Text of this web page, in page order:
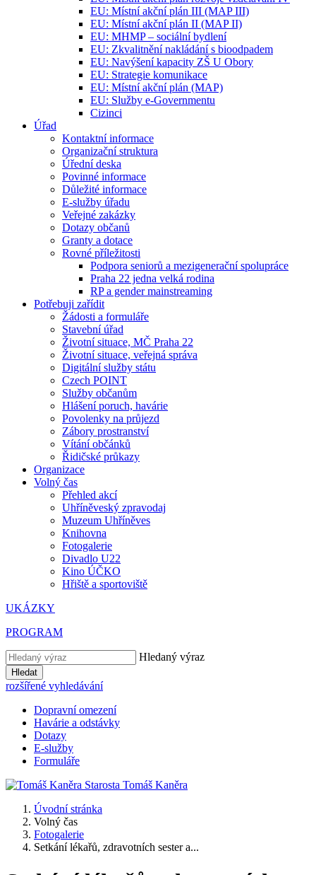
EU: Místní akční plán III (MAP III)
EU: Místní akční plán II (MAP II)
EU: MHMP – sociální bydlení
EU: Zkvalitnění nakládání s bioodpadem
EU: Navýšení kapacity ZŠ U Obory
EU: Strategie komunikace
EU: Místní akční plán (MAP)
EU: Služby e-Governmentu
Cizinci
Úřad
Kontaktní informace
Organizační struktura
Úřední deska
Povinné informace
Důležité informace
E-služby úřadu
Veřejné zakázky
Dotazy občanů
Granty a dotace
Rovné příležitosti
Podpora seniorů a mezigenerační spolupráce
Praha 22 jedna velká rodina
RP a gender mainstreaming
Potřebuji zařídit
Žádosti a formuláře
Stavební úřad
Životní situace, MČ Praha 22
Životní situace, veřejná správa
Digitální služby státu
Czech POINT
Služby občanům
Hlášení poruch, havárie
Povolenky na průjezd
Zábory prostranství
Vítání občánků
Řidičské průkazy
Organizace
Volný čas
Přehled akcí
Uhříněveský zpravodaj
Muzeum Uhříněves
Knihovna
Fotogalerie
Divadlo U22
Kino ÚČKO
Hřiště a sportoviště
UKÁZKY
PROGRAM
Hledaný výraz
Hledat
rozšířené vyhledávání
Dopravní omezení
Havárie a odstávky
Dotazy
E-služby
Formuláře
Starosta Tomáš Kaněra
Úvodní stránka
Volný čas
Fotogalerie
Setkání lékařů, zdravotních sester a...